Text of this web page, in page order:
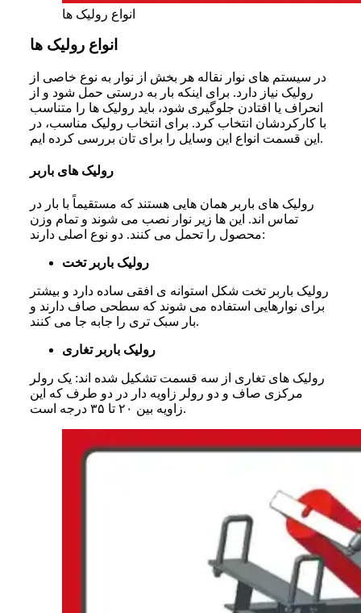
انواع رولیک ها
انواع رولیک ها
در سیستم های نوار نقاله هر بخش از نوار به نوع خاصی از
رولیک نیاز دارد. برای اینکه بار به درستی حمل شود و از
انحراف یا افتادن جلوگیری شود، باید رولیک ها را متناسب
با کارکردشان انتخاب کرد. برای انتخاب رولیک مناسب، در
این قسمت انواع این وسایل را برای تان بررسی کرده ایم.
رولیک های باربر
رولیک های باربر همان هایی هستند که مستقیماً با بار در
تماس اند. این ها زیر نوار نصب می شوند و تمام وزن
محصول را تحمل می کنند. دو نوع اصلی دارند:
رولیک باربر تخت
رولیک باربر تخت شکل استوانه ی افقی ساده دارد و بیشتر
برای نوارهایی استفاده می شوند که سطحی صاف دارند و
بار سبک تری را جابه جا می کنند.
رولیک باربر تغاری
رولیک های تغاری از سه قسمت تشکیل شده اند: یک رولر
مرکزی صاف ودو رولر زاویه دار در دو طرف که این
زاویه بین ۲۰ تا ۳۵ درجه است.